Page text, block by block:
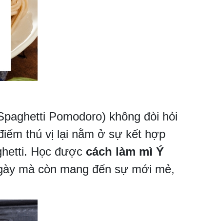
Pomodoro) không đòi hỏi
thú vị lại nằm ở sự kết hợp
Học được cách làm mì Ý
mà còn mang đến sự mới mẻ,